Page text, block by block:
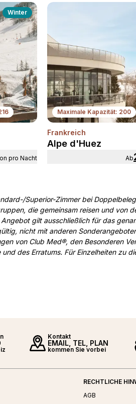
Winter
pro Nacht
Maximale Kapazität: 200
Alpe d'Huez
Frankreich
ab
Superior-Zimmer bei
die gemeinsam reisen und
gilt ausschließlich für das
nicht mit anderen
von Club Med®, den Besonderen
des Erratums. Für Einzelheiten
Kontakt
EMAIL, TEL, PLAN
kommen Sie vorbei
Med
RECHTLICHE
AGB